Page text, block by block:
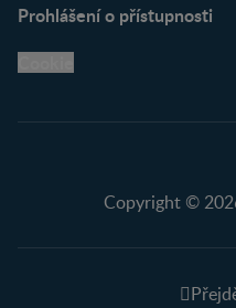
Prohlášení o přístupnosti
Copyright ©